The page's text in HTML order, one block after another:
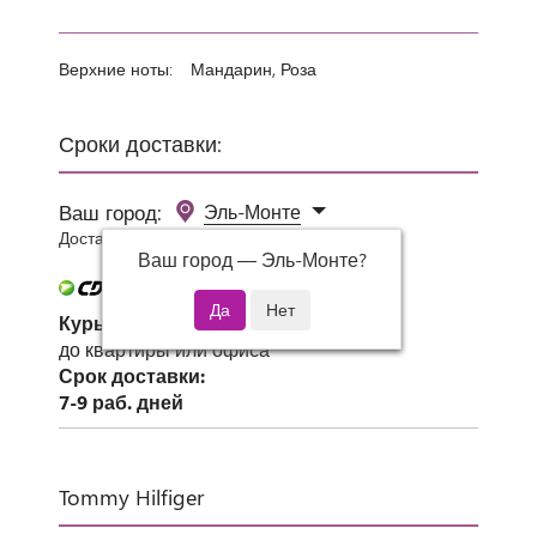
Сроки доставки:
Ваш город:
Эль-Монте
Ваш город — Эль-Монте?
Доставка 0 руб при заказе от 3000 руб.
Курьер СДЭК
до квартиры или офиса
Срок доставки:
7-9 раб. дней
Tommy Hilfiger
Верхние ноты: Мандарин, Роза